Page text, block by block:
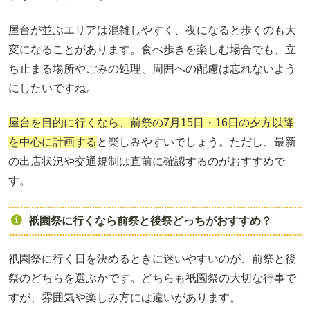
屋台が並ぶエリアは混雑しやすく、夜になると歩くのも大
変になることがあります。食べ歩きを楽しむ場合でも、立
ち止まる場所やごみの処理、周囲への配慮は忘れないよう
にしたいですね。
屋台を目的に行くなら、前祭の7月15日・16日の夕方以降
を中心に計画する と楽しみやすいでしょう。ただし、最新
の出店状況や交通規制は直前に確認するのがおすすめで
す。
祇園祭に行くなら前祭と後祭どっちがおすすめ？
祇園祭に行く日を決めるときに迷いやすいのが、前祭と後
祭のどちらを選ぶかです。どちらも祇園祭の大切な行事で
すが、雰囲気や楽しみ方には違いがあります。